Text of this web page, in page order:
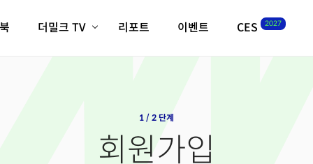
더밀크 TV
크리스의 뉴욕 시그널
리포트 이벤트 CES 2027
1 / 2 단계
회원가입